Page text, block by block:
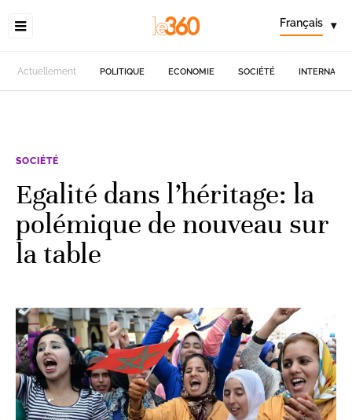
Français ▾
Actuellement POLITIQUE ECONOMIE SOCIÉTÉ
SOCIÉTÉ
Egalité dans l’héritage: la
polémique de nouveau sur
la table